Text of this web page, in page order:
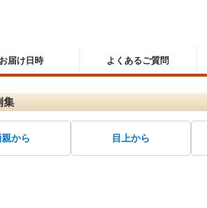
お届け日時 よくあるご質問
集
親から 目上から